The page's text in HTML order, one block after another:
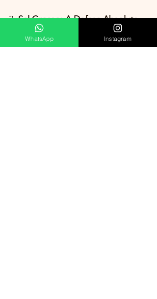
2. Sal Grosso: A Defesa Absoluta
Conhecido como um dos maiores
purificadores naturais, o sal grosso é
WhatsApp Instagram